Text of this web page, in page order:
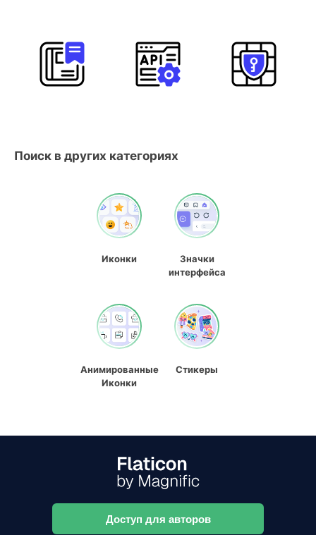
Поиск в других категориях
Иконки
Значки
интерфейса
Анимированные
Иконки
Стикеры
Доступ для авторов